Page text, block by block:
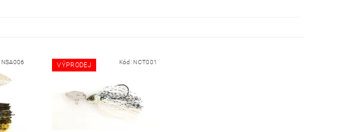
NSA006 VÝPRODEJ Kód: NCT001